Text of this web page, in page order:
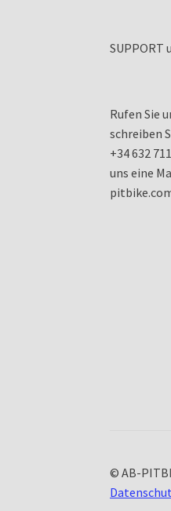
SUPPORT
Rufen Sie
schreiben
+34 632
uns eine
© AB-